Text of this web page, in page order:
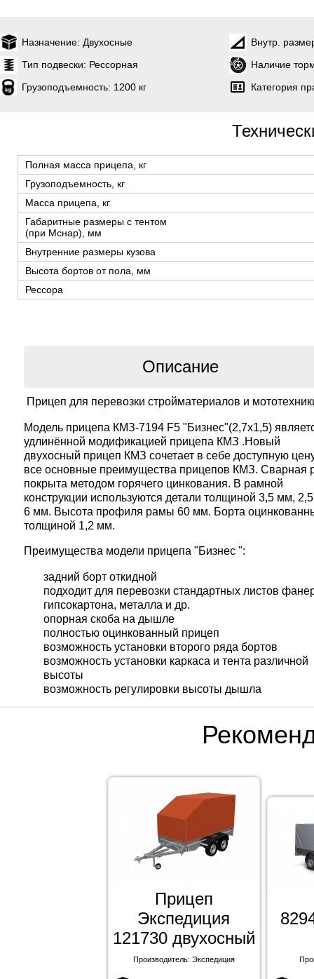
Назначение: Двухосные
Внутр.
Тип подвески: Рессорная
Наличие
Грузоподъемность: 1200 кг Категория
Полная масса прицепа, кг
Грузоподъемность, кг
Масса прицепа, кг
Габаритные размеры с тентом
(при Мснар), мм
Внутренние размеры кузова
Высота бортов от пола, мм
Рессора
Описание
Прицеп для перевозки стройматериалов и
Модель прицепа КМЗ-7194 F5 "Бизнес"(2,7х1,5)
удлинённой модификацией прицепа КМЗ .Новый
двухосный прицеп КМЗ сочетает в себе доступную
все основные преимущества прицепов КМЗ. Сварная
покрыта методом горячего цинкования. В рамной
конструкции используются детали толщиной 3,5 мм,
6 мм. Высота профиля рамы 60 мм. Борта
толщиной 1,2 мм.
Преимущества модели прицепа "Бизнес ":
задний борт откидной
подходит для перевозки стандартных листов
гипсокартона, металла и др.
опорная скоба на дышле
полностью оцинкованный прицеп
возможность установки второго ряда бортов
возможность установки каркаса и тента различной
высоты
возможность регулировки высоты дышла
Прицеп
Экспедиция
121730 двухосный
Производитель: Экспедиция